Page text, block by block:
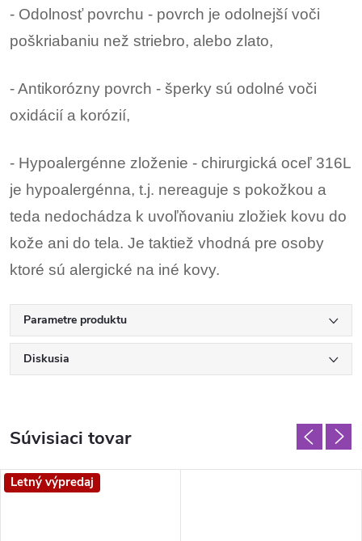
- Odolnosť povrchu - povrch je odolnejší voči
poškriabaniu než striebro, alebo zlato,
- Antikorózny povrch - šperky sú odolné voči
oxidácií a korózií,
- Hypoalergénne zloženie - chirurgická oceľ 316L
je hypoalergénna, t.j. nereaguje s pokožkou a
teda nedochádza k uvoľňovaniu zložiek kovu do
kože ani do tela. Je taktiež vhodná pre osoby
ktoré sú alergické na iné kovy.
Parametre produktu
Diskusia
Súvisiaci tovar
Letný výpredaj